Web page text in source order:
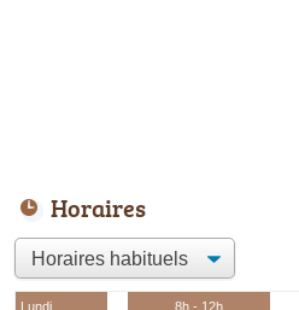
Horaires
Lundi 8h - 12h